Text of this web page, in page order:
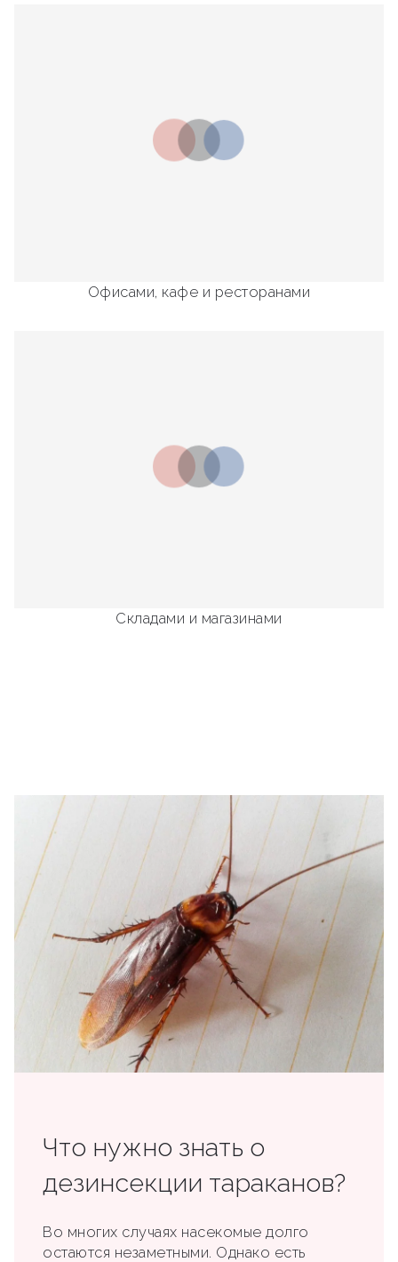
Офисами, кафе и ресторанами
Складами и магазинами
Что нужно знать о
дезинсекции тараканов?
Во многих случаях насекомые долго
остаются незаметными. Однако есть